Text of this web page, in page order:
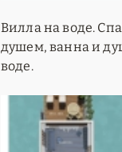
Вилла на воде.
душем, ванна и
воде.